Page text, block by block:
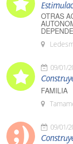
OTRAS
09/01/
FAMILIA
09/01/